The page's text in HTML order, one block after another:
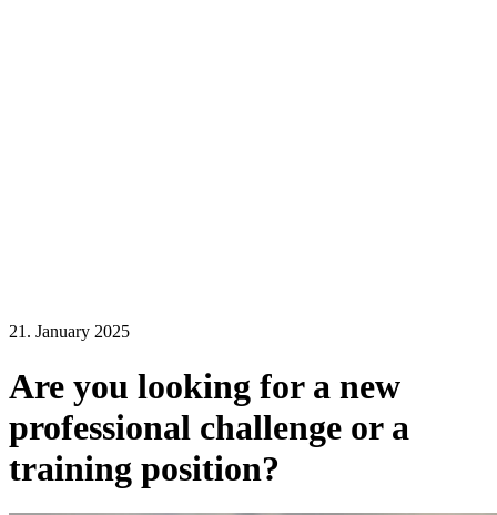
21. January 2025
Are you looking for a new
professional challenge or a
training position?